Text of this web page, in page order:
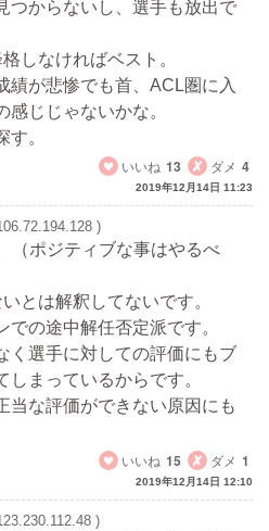
つからないし、選手も放出で
しなければベスト。
績が悲惨でも首、ACL圏に入
感じじゃないかな。
。
いいね 13 ダメ 4
2019年12月14日 11:23
)
（ポジティブな事はやるべ
とは解釈してないです。
での途中解任否定派です。
く選手に対しての評価にもブ
しまっているからです。
当な評価ができない原因にも
いいね 15 ダメ 1
2019年12月14日 12:10
)